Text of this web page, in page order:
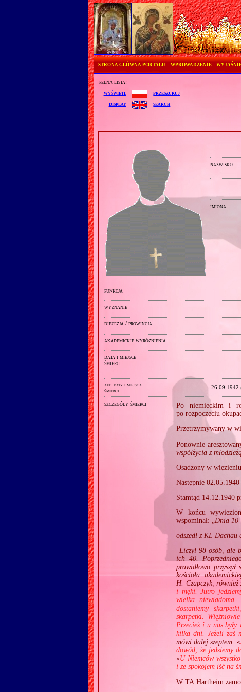
STRONA GŁÓWNA PORTALU WPROWADZENIE
pełna lista:
wyświetl
przeszukuj
display
search
nazwisko
imiona
funkcja
wyznanie
diecezja / prowincja
akademickie wyróżnienia
data i miejsce
śmierci
alt. daty i miejsca
śmierci
26.09.1942
szczegóły śmierci
Po niemieckim i
po rozpoczęciu
Przetrzymywany w
Ponownie
współżycia z
Osadzony w
Następnie
Stamtąd 14.12.1940
W końcu
wspominał: „Dnia 10
odszedł z KL
Liczył 98 osób, ale
ich 40.
prawidłowo
kościoła
H. Czapczyk, również
i męki. Jutro
wielka
dostaniemy
skarpetki.
Przecież i u nas
kilka dni. Jeżeli zaś
mówi dalej szeptem: «
dowód, że jedziemy
«U Niemców
i ze spokojem iść na
W TA Hartheim